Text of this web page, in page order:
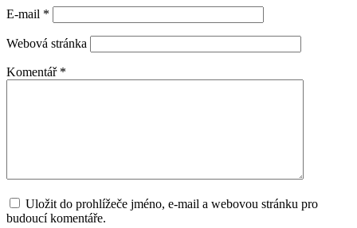
E-mail *
Webová stránka
Komentář *
Uložit do prohlížeče jméno, e-mail a webovou stránku pro
budoucí komentáře.